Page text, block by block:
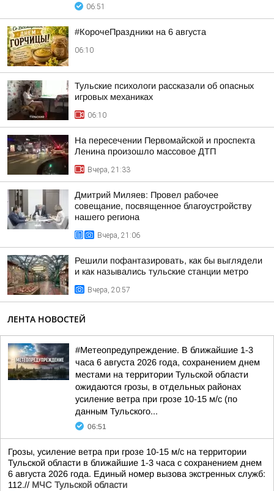
06:51
#КорочеПраздники на 6 августа
06:10
Тульские психологи рассказали об опасных
игровых механиках
06:10
На пересечении Первомайской и проспекта
Ленина произошло массовое ДТП
Вчера, 21:33
Дмитрий Миляев: Провел рабочее
совещание, посвященное благоустройству
нашего региона
Вчера, 21:06
Решили пофантазировать, как бы выглядели
и как назывались тульские станции метро
Вчера, 20:57
ЛЕНТА НОВОСТЕЙ
#Метеопредупреждение. В ближайшие 1-3
часа 6 августа 2026 года, сохранением днем
местами на территории Тульской области
ожидаются грозы, в отдельных районах
усиление ветра при грозе 10-15 м/с (по
данным Тульского...
06:51
Грозы, усиление ветра при грозе 10-15 м/с на территории
Тульской области в ближайшие 1-3 часа с сохранением днем
6 августа 2026 года. Единый номер вызова экстренных служб:
112.// МЧС Тульской области